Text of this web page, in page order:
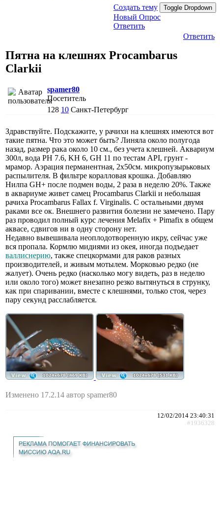
Создать тему
Toggle Dropdown
Новый Опрос
Ответить
Ответить
Пятна на клешнях Procambarus
Clarkii
spamer80
Посетитель
128 10 Санкт-Петербург
Здравствуйте. Подскажите, у рачихи на клешнях имеются вот
такие пятна. Что это может быть? Линяла около полугода
назад, размер рака около 10 см., без учета клешней. Аквариум
300л, вода PH 7.6, KH 6, GH 11 по тестам API, грунт -
мрамор. Аэрация перманентная, 2х50см. микропузырьковых
распылителя. В фильтре коралловая крошка. Добавляю
Нилпа GH+ после подмен воды, 2 раза в неделю 20%. Также
в аквариуме живет самец Procambarus Clarkii и небольшая
рачиха Procambarus Fallax f. Virginalis. С остальными двумя
раками все ок. Внешнего развития болезни не замечено. Пару
раз проводил полный курс лечения Melafix + Pimafix в общем
аквасе, сдвигов ни в одну сторону нет.
Недавно вывешивала неоплодотворенную икру, сейчас уже
вся пропала. Кормлю мидиями из окея, иногда подъедает
валлиснерию, также спецкормами для раков разных
производителей, и живым мотылем. Морковью редко (не
жалует). Очень редко (насколько могу видеть, раз в неделю
или около того) может внезапно резко вытянуться в струнку,
как при спаривании, вместе с клешнями, только стоя, через
пару секунд расслабляется.
Изменено 17.2.14 автор spamer80
12/02/2014 23:40:31
#1936328